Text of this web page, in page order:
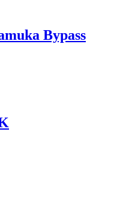
Bypass